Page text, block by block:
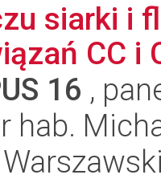
siarki i
CC i
16 ,
hab.